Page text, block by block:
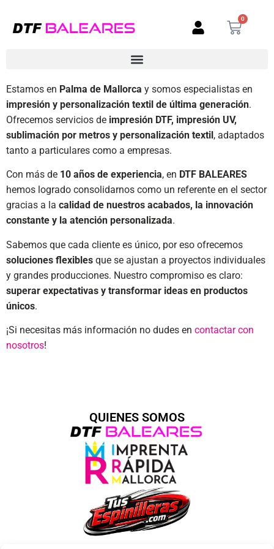
0
Estamos en Palma de Mallorca y somos especialistas en
impresión y personalización textil de última generación.
Ofrecemos servicios de impresión DTF, impresión UV,
sublimación por metros y personalización textil, adaptados
tanto a particulares como a empresas.
Con más de 10 años de experiencia, en DTF BALEARES
hemos logrado consolidarnos como un referente en el sector
gracias a la calidad de nuestros acabados, la innovación
constante y la atención personalizada.
Sabemos que cada cliente es único, por eso ofrecemos
soluciones flexibles que se ajustan a proyectos individuales
y grandes producciones. Nuestro compromiso es claro:
superar expectativas y transformar ideas en productos
únicos.
¡Si necesitas más información no dudes en contactar con
nosotros!
QUIENES SOMOS